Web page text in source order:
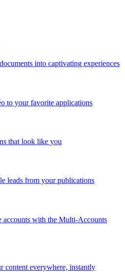
into captivating experiences
to your favorite applications
that look like you
leads from your publications
accounts with the Multi-Accounts
content everywhere, instantly